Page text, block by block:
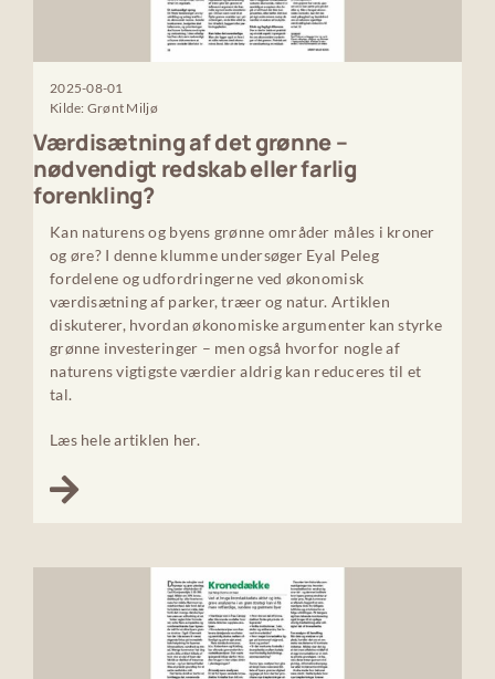
2025-08-01
Kilde: Grønt Miljø
Værdisætning af det grønne –
nødvendigt redskab eller farlig
forenkling?
Kan naturens og byens grønne områder måles i kroner
og øre? I denne klumme undersøger Eyal Peleg
fordelene og udfordringerne ved økonomisk
værdisætning af parker, træer og natur. Artiklen
diskuterer, hvordan økonomiske argumenter kan styrke
grønne investeringer – men også hvorfor nogle af
naturens vigtigste værdier aldrig kan reduceres til et
tal.
Læs hele artiklen her.